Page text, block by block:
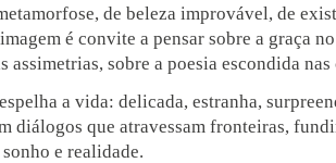
de beleza improvável, de
é convite a pensar sobre a graça
assimetrias, sobre a poesia escondida
a vida: delicada, estranha,
diálogos que atravessam fronteiras,
e realidade.